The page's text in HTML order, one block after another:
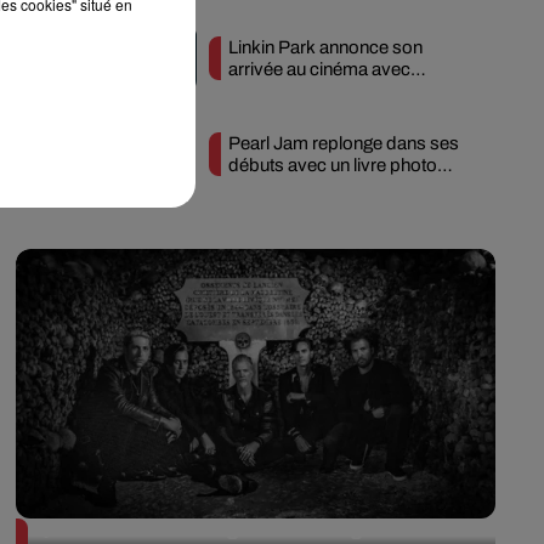
Linkin Park annonce son
arrivée au cinéma avec
Pearl Jam replonge dans ses
débuts avec un livre photo